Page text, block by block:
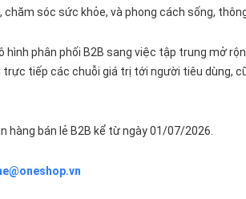
sóc sức khỏe, và phong cách sống,
phân phối B2B sang việc tập trung mở
tiếp các chuỗi giá trị tới người tiêu dùng,
hàng bán lẻ B2B kể từ ngày 01/07/2026.